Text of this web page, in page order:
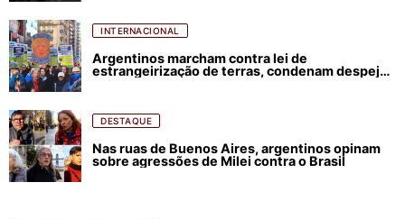
INTERNACIONAL
Argentinos marcham contra lei de
estrangeirização de terras, condenam despejos
DESTAQUE
Nas ruas de Buenos Aires, argentinos opinam
sobre agressões de Milei contra o Brasil